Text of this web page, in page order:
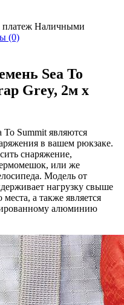
Наличными
(0)
Sea To
Grey, 2м x
To Summit являются
в вашем рюкзаке.
снаряжение,
или же
Модель от
нагрузку свыше
а также является
алюминию